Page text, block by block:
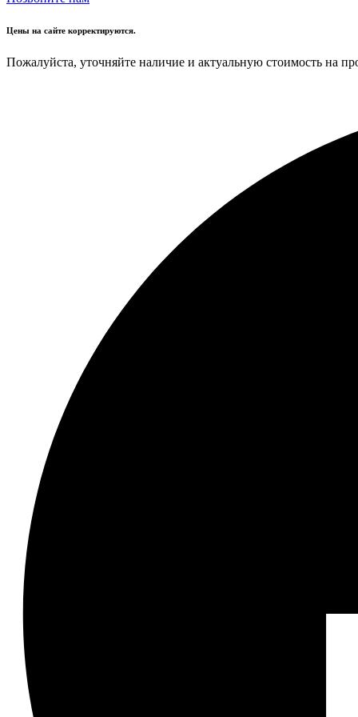
Цены на сайте корректируются.
Пожалуйста, уточняйте наличие и актуальную стоимость на